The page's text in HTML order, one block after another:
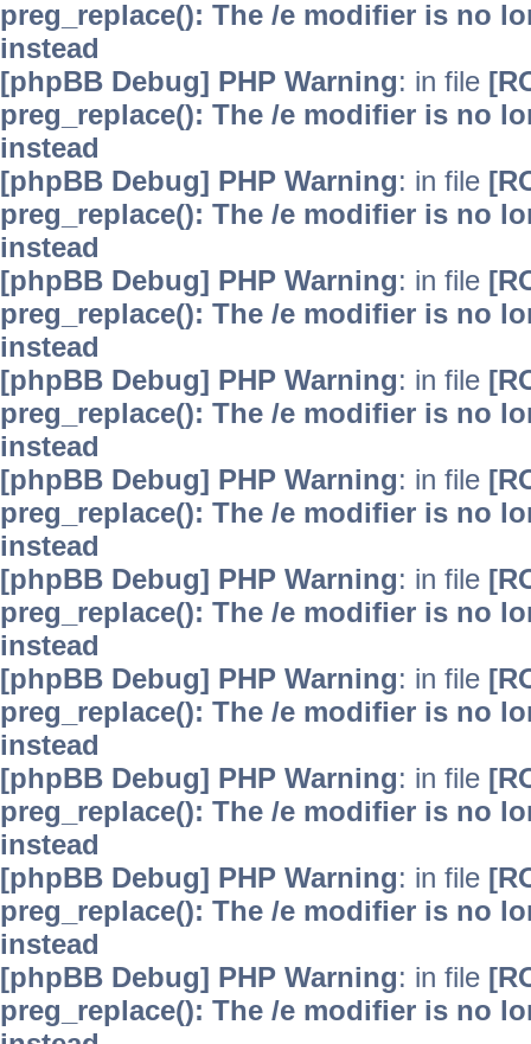
preg_replace(): The /e modifier is no
instead
[phpBB Debug] PHP Warning: in file
preg_replace(): The /e modifier is no
instead
[phpBB Debug] PHP Warning: in file
preg_replace(): The /e modifier is no
instead
[phpBB Debug] PHP Warning: in file
preg_replace(): The /e modifier is no
instead
[phpBB Debug] PHP Warning: in file
preg_replace(): The /e modifier is no
instead
[phpBB Debug] PHP Warning: in file
preg_replace(): The /e modifier is no
instead
[phpBB Debug] PHP Warning: in file
preg_replace(): The /e modifier is no
instead
[phpBB Debug] PHP Warning: in file
preg_replace(): The /e modifier is no
instead
[phpBB Debug] PHP Warning: in file
preg_replace(): The /e modifier is no
instead
[phpBB Debug] PHP Warning: in file
preg_replace(): The /e modifier is no
instead
[phpBB Debug] PHP Warning: in file
preg_replace(): The /e modifier is no